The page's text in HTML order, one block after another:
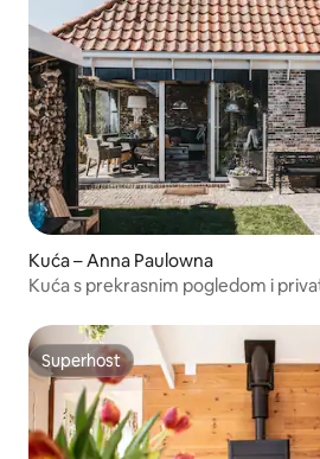
Kuća – Anna Paulowna
Kuća s prekrasnim pogledom i
Superhost
Superhost